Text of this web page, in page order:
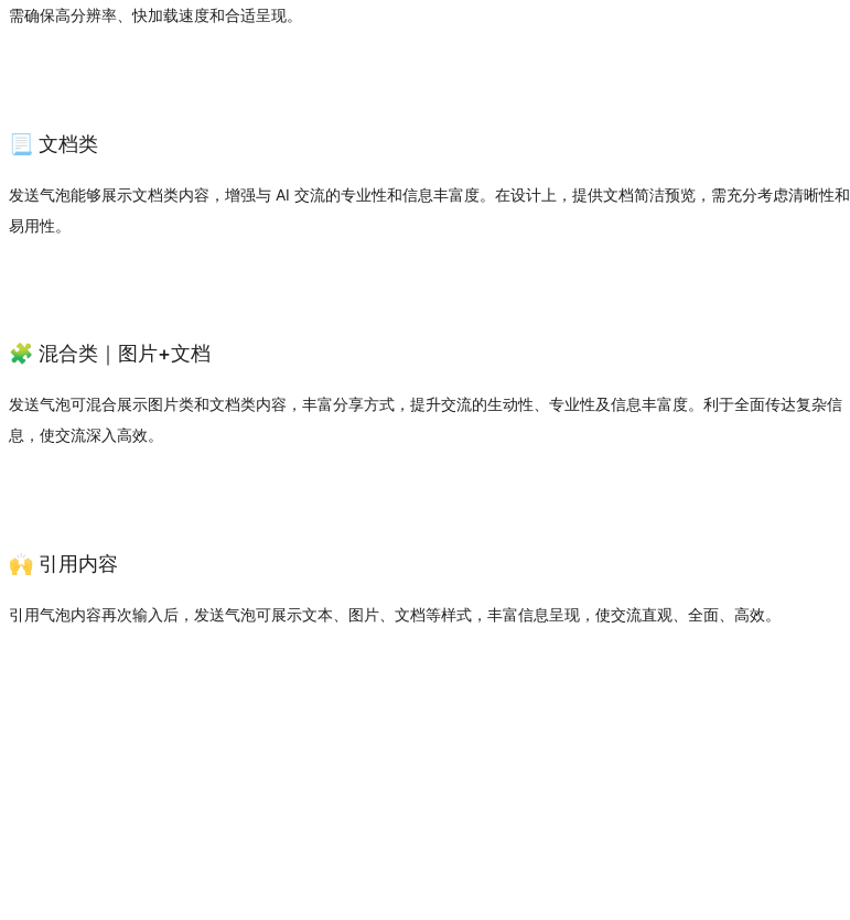
需确保高分辨率、快加载速度和合适呈现。
📃 文档类
发送气泡能够展示文档类内容，增强与 AI 交流的专业性和信息丰富度。在设计上，提供文档简洁预览，需充分考虑清晰性和
易用性。
🧩 混合类｜图片+文档
发送气泡可混合展示图片类和文档类内容，丰富分享方式，提升交流的生动性、专业性及信息丰富度。利于全面传达复杂信
息，使交流深入高效。
🙌 引用内容
引用气泡内容再次输入后，发送气泡可展示文本、图片、文档等样式，丰富信息呈现，使交流直观、全面、高效。